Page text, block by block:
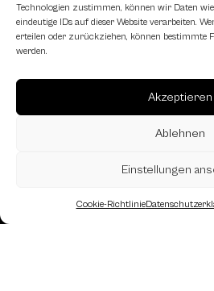
Technologien zustimmen, können wir Daten
eindeutige IDs auf dieser Website verarbeiten.
erteilen oder zurückziehen, können bestimmte
werden.
Akzeptieren
Ablehnen
Einstellungen
Cookie-Richtlinie